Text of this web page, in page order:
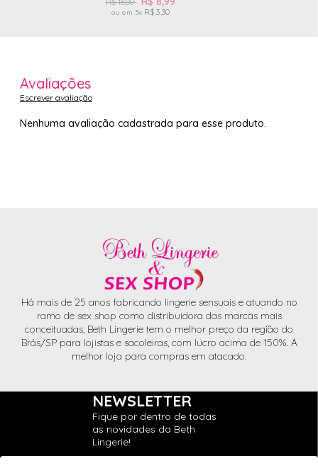
R$ 18,00
3x R$ 3,30
Avaliações
Escrever avaliação
Nenhuma avaliação cadastrada para esse produto.
Há mais de 25 anos fabricando lingerie sensuais e atuando no
ramo de sex shop como distribuidora das marcas mais
conceituadas, Beth Lingerie tem o melhor preço da região do
Brás/SP para lojistas e sacoleiras, com lucro acima de 150%. A
melhor loja para compras em atacado.
NEWSLETTER
Fique por dentro de todas
as novidades da Beth
Lingerie!